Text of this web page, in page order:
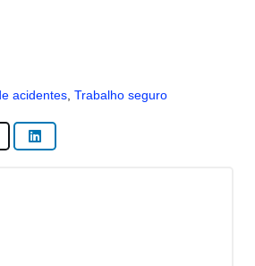
acidentes, Trabalho seguro